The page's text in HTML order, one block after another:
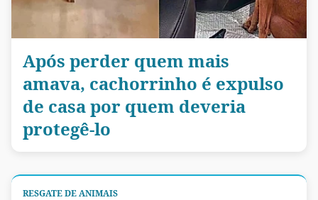
Após perder quem mais
amava, cachorrinho é expulso
de casa por quem deveria
protegê-lo
RESGATE DE ANIMAIS